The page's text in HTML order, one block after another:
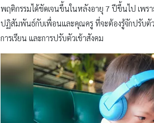
พฤติกรรมได้ชัดเจนขึ้นในหลังอายุ 7 ปีขึ้นไป เพร
ปฏิสัมพันธ์กับเพื่อนและคุณครู ที่จะต้องรู้จักปรับตัว
การเรียน และการปรับตัวเข้าสังคม